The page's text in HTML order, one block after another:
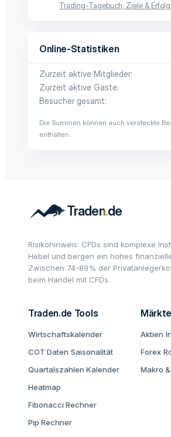
Trading-Tagebuch, Ziele &
Online-Statistiken
Zurzeit aktive Mitglieder
Zurzeit aktive Gäste
Besucher gesamt
Die Summen können auch versteckte
enthalten.
Risikohinweis: CFDs sind komplexe
Hebel und bergen ein hohes
Zwischen 74-89% der
beim Handel mit CFDs.
Traden.de Tools
Wirtschaftskalender
COT Daten Saisonalität
Quartalszahlen Kalender
Heatmap
Fibonacci Rechner
Pip Rechner
Märkte
Aktien
Forex
Makro